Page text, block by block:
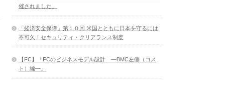
催されました」
「経済安全保障」第１０回 米国とともに日本を守るには
不可欠！セキュリティ・クリアランス制度
【FC】「FCのビジネスモデル設計 ―BMC左側（コス
ト）編―」